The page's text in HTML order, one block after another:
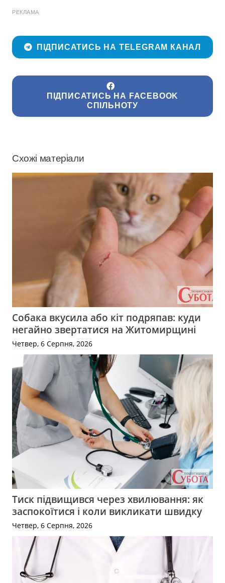
РЕКЛАМА
ПІДПИСАТИСЬ НА TELEGRAM КАНАЛ
ПІДПИСАТИСЬ НА FACEBOOK
СПІЛЬНОТУ
Схожі матеріали
Собака вкусила або кіт подряпав: куди
негайно звертатися на Житомирщині
Четвер, 6 Серпня, 2026
Тиск підвищився через хвилювання: як
заспокоїтися і коли викликати швидку
Четвер, 6 Серпня, 2026